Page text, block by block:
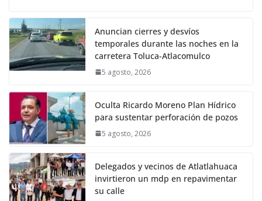
Anuncian cierres y desvíos
temporales durante las noches en la
carretera Toluca-Atlacomulco
5 agosto, 2026
Oculta Ricardo Moreno Plan Hídrico
para sustentar perforación de pozos
5 agosto, 2026
Delegados y vecinos de Atlatlahuaca
invirtieron un mdp en repavimentar
su calle